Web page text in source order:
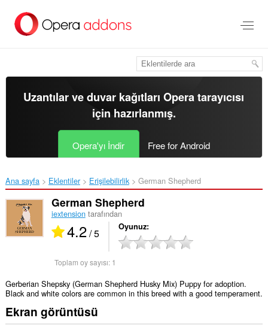
içeriğe
Uzantılar ve duvar kağıtlarıOpera tarayıcısı
için hazırlanmış.
Opera'yı İndir Free for Android
Ana sayfa Eklentiler Erişilebilirlik German Shepherd‎
German Shepherd
iextensiontarafından
4.2/ 5 Oyunuz
Toplam oy sayısı: 1
Gerberian Shepsky (German Shepherd Husky Mix) Puppy for adoption.
Black and white colors are common in this breed with a good temperament.
Ekran görüntüsü